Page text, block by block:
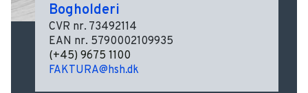
Bogholderi
CVR nr. 73492114
EAN nr. 5790002109935
(+45) 9675 1100
FAKTURA@hsh.dk